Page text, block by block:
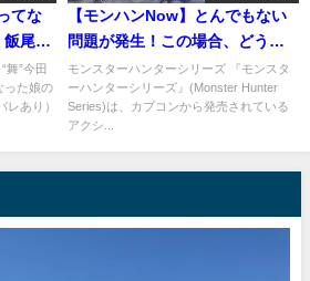
てな
尾和
】半沢
”今田
った娘の
レあり）
【モンハンNow】とんでもない
問題が発生！この場合、どうし
たら良いか解説しましょう！
モンスターハンターシリーズ 『モンスタ
ーハンターシリーズ』(Monster Hunter
Series)は、カプコンから発売されている
アクシ...